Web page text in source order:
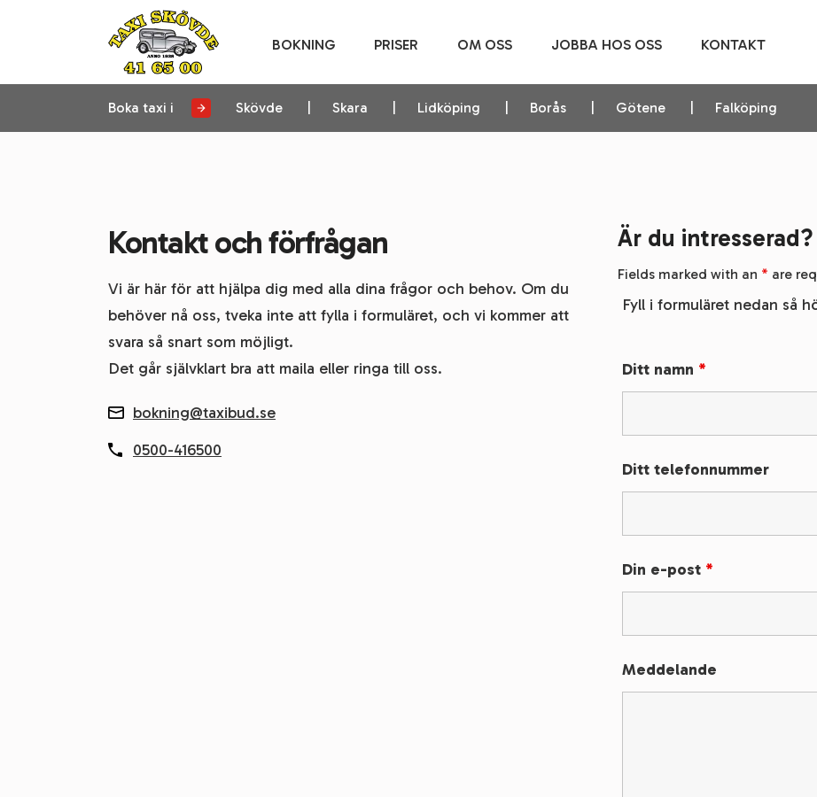
BOKNING PRISER OM OSS JOBBA HOS OSS KONTAKT
Boka taxi i Skövde Skara Lidköping Borås Götene Falköping
Kontakt och förfrågan
Vi är här för att hjälpa dig med alla dina frågor och behov. Om du
behöver nå oss, tveka inte att fylla i formuläret, och vi kommer att
svara så snart som möjligt.
Det går självklart bra att maila eller ringa till oss.
bokning@taxibud.se
0500-416500
Är du intresserad?
Fields marked with an * are
Fyll i formuläret nedan så
Ditt namn *
Ditt telefonnummer
Din e-post *
Meddelande